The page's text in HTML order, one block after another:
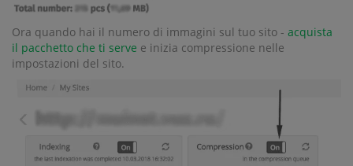
Ora quando hai il numero di immagini sul tuo sito - acquista
il pacchetto che ti serve e inizia compressione nelle
impostazioni del sito.